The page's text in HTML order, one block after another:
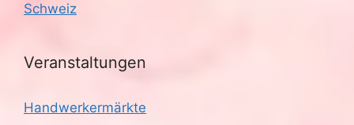
Schweiz
Veranstaltungen
Handwerkermärkte